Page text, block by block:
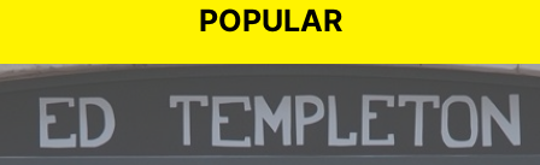
POPULAR